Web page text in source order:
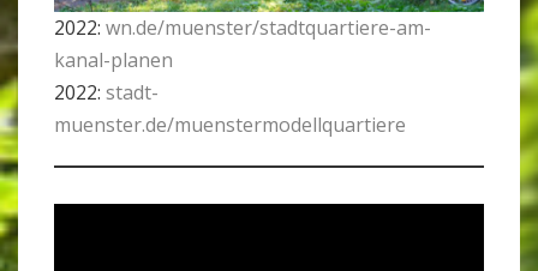
2022: wn.de/muenster/stadtquartiere-am-
kanal-planen
2022: stadt-
muenster.de/muenstermodellquartiere